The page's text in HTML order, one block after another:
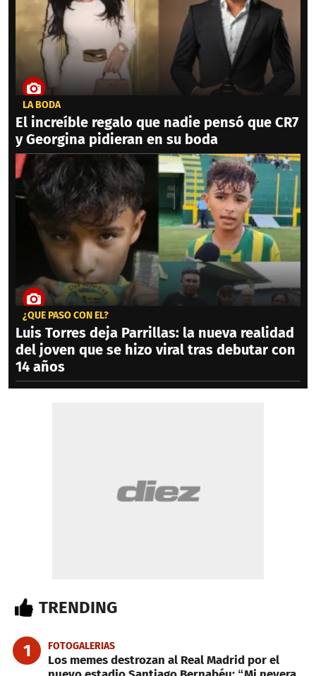
LA BODA
El increíble regalo que nadie pensó que CR7
y Georgina pidieran en su boda
¿QUÉ PASÓ CON ÉL?
Luis Torres deja Parrillas: la nueva realidad
del joven que se hizo viral tras debutar con
14 años
TRENDING
1 FOTOGALERIAS
Los memes destrozan al Real Madrid por el